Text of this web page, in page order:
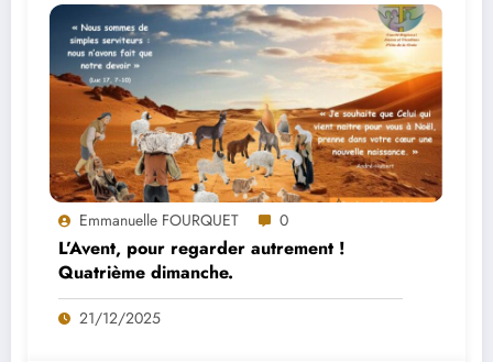
Emmanuelle FOURQUET 0
L’Avent, pour regarder autrement !
Quatrième dimanche.
21/12/2025